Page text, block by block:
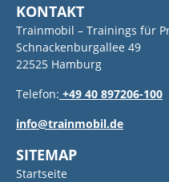
KONTAKT
Trainmobil – Trainings für
Schnackenburgallee 49
22525 Hamburg
Telefon: +49 40 897206-100
info@trainmobil.de
SITEMAP
Startseite